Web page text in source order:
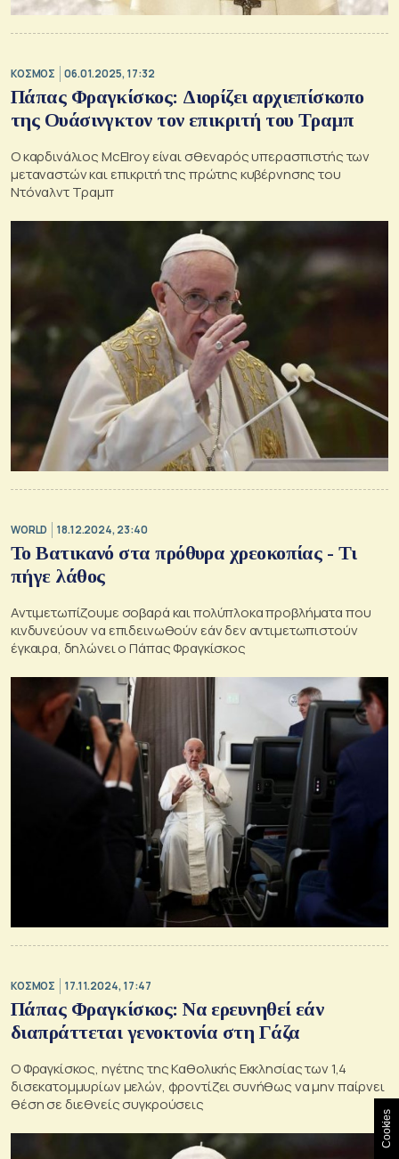
ΚΟΣΜΟΣ 06.01.2025, 17:32
Πάπας Φραγκίσκος: Διορίζει αρχιεπίσκοπο
της Ουάσινγκτον τον επικριτή του Τραμπ
Ο καρδινάλιος McElroy είναι σθεναρός υπερασπιστής των
μεταναστών και επικριτή της πρώτης κυβέρνησης του
Ντόναλντ Τραμπ
WORLD 18.12.2024, 23:40
Το Βατικανό στα πρόθυρα χρεοκοπίας - Τι
πήγε λάθος
Αντιμετωπίζουμε σοβαρά και πολύπλοκα προβλήματα που
κινδυνεύουν να επιδεινωθούν εάν δεν αντιμετωπιστούν
έγκαιρα, δηλώνει ο Πάπας Φραγκίσκος
ΚΟΣΜΟΣ 17.11.2024, 17:47
Πάπας Φραγκίσκος: Να ερευνηθεί εάν
διαπράττεται γενοκτονία στη Γάζα
Ο Φραγκίσκος, ηγέτης της Καθολικής Εκκλησίας των 1,4
δισεκατομμυρίων μελών, φροντίζει συνήθως να μην παίρνει
θέση σε διεθνείς συγκρούσεις
Cookies